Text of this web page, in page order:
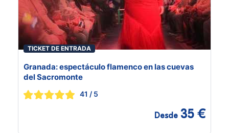
TICKET DE ENTRADA
Granada: espectáculo flamenco en las cuevas
del Sacromonte
41 / 5
Desde 35 €